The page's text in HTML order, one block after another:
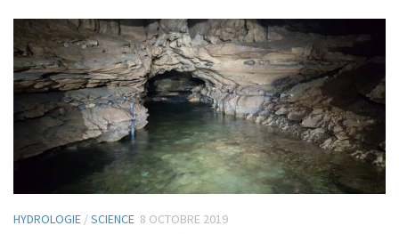
HYDROLOGIE /SCIENCE 8 OCTOBRE 2019